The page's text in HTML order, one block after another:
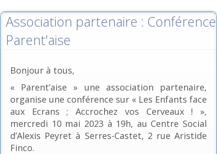
Association partenaire : Conférence
Parent'aise
Bonjour à tous,
« Parent’aise » une association partenaire,
organise une conférence sur « Les Enfants face
aux Ecrans ; Accrochez vos Cerveaux ! »,
mercredi 10 mai 2023 à 19h, au Centre Social
d’Alexis Peyret à Serres-Castet, 2 rue Aristide
Finco.